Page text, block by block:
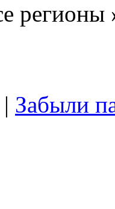
регионы
| Забыли